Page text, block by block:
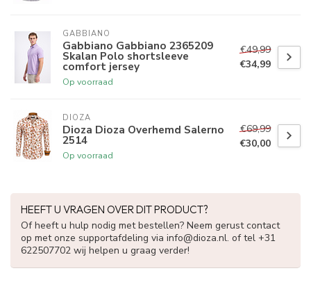
GABBIANO
Gabbiano Gabbiano 2365209
Skalan Polo shortsleeve
comfort jersey
Op voorraad
€49,99
€34,99
DIOZA
Dioza Dioza Overhemd Salerno
2514
Op voorraad
€69,99
€30,00
HEEFT U VRAGEN OVER DIT PRODUCT?
Of heeft u hulp nodig met bestellen? Neem gerust contact
op met onze supportafdeling via info@dioza.nl. of tel +31
622507702 wij helpen u graag verder!